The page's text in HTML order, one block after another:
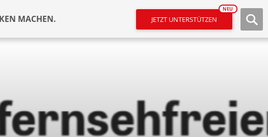
MACHEN. JETZT UNTERSTÜTZEN
NEU